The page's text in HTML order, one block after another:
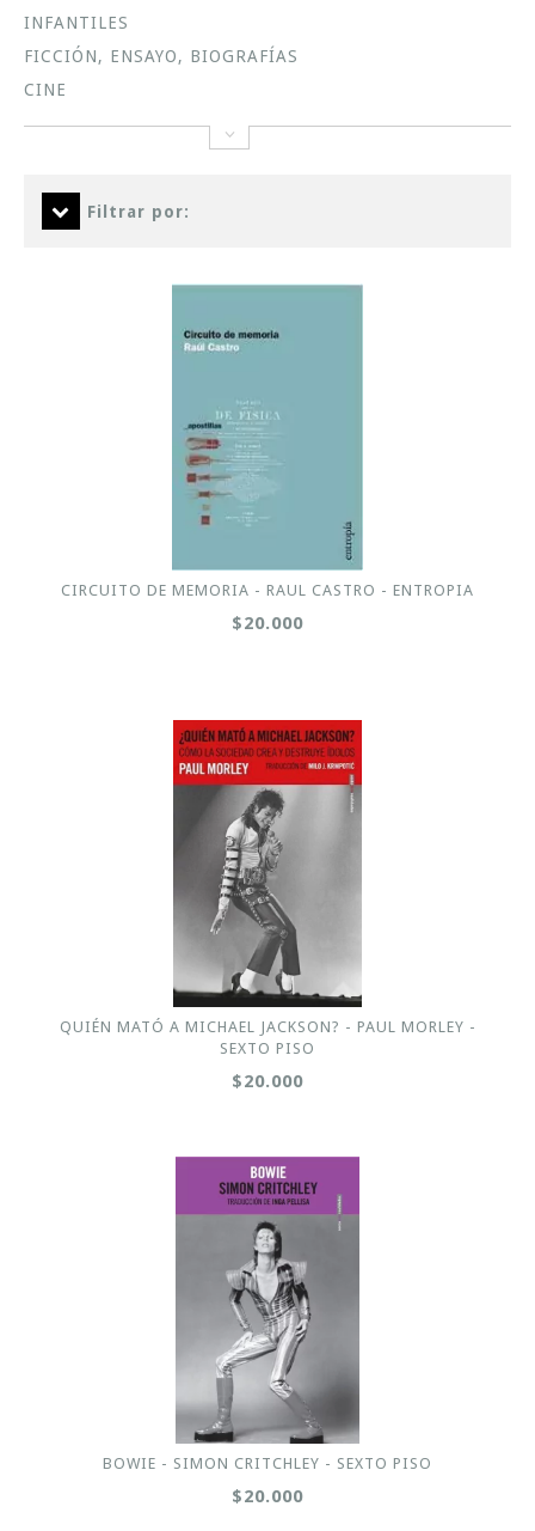
INFANTILES
FICCIÓN, ENSAYO, BIOGRAFÍAS
CINE
Filtrar por:
CIRCUITO DE MEMORIA - RAUL CASTRO - ENTROPIA
$20.000
QUIÉN MATÓ A MICHAEL JACKSON? - PAUL MORLEY -
SEXTO PISO
$20.000
BOWIE - SIMON CRITCHLEY - SEXTO PISO
$20.000